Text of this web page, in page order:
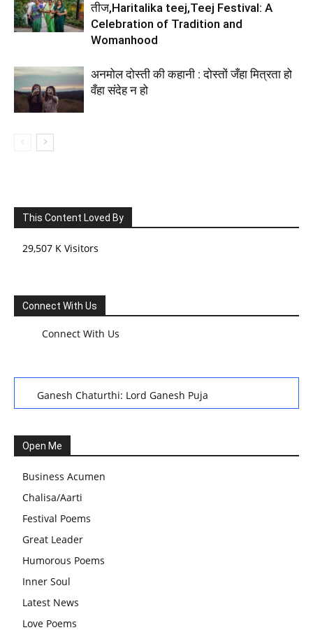
तीज,Haritalika teej,Teej Festival: A
Celebration of Tradition and
Womanhood
अनमोल दोस्ती की कहानी : दोस्तों जँहा मित्रता हो
वँहा संदेह न हो
This Content Loved By
29,507 K Visitors
Connect With Us
Connect With Us
Ganesh Chaturthi: Lord Ganesh Puja
Festival: A Celebration of Tradition and Womanhood
स्वामी अवधेशानंद जी गिरि के जीवन सूत्र:किन चीजों के कारण लोग अशांत
और असंतुलित रहते हैं?
आज का जीवन मंत्र:महिलाएं पुरुषों से श्रेष्ठ होती हैं, हमेशा उनका सम्मान
करना चाहिए और उन्हें पूजनीय दृष्टि से देखना चाहिए
वट सावित्री पूजा विधि और कथा:इस व्रत में सौलह श्रृंगार से सजती हैं
महिलाएं, करती हैं देवी सावित्री और बरगद की पूजा
CBSE 12वीं परीक्षा रद्द होने का असर:बच्चों को अब फोकस कॉम्पिटिटिव
एग्जाम पर करना चाहिए, तनाव लेने की जरूरत नहीं
Open Me
Business Acumen
Chalisa/Aarti
Festival Poems
Great Leader
Humorous Poems
Inner Soul
Latest News
Love Poems